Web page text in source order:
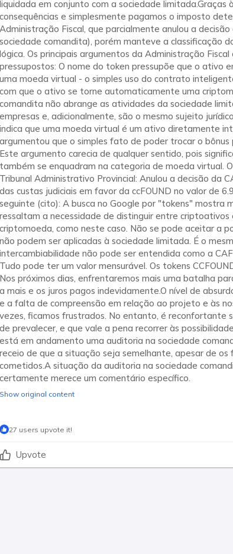
liquidada em conjunto com a sociedade limitada.Graças
consequências e simplesmente pagamos o imposto
Administração Fiscal, que parcialmente anulou a
sociedade comandita), porém manteve a classificação
lógica. Os principais argumentos da Administração
pressupostos: O nome do token pressupõe que o ativo
uma moeda virtual - o simples uso do contrato
com que o ativo se torne automaticamente uma
comandita não abrange as atividades da sociedade
empresas e, adicionalmente, são o mesmo sujeito
indica que uma moeda virtual é um ativo diretamente
argumentou que o simples fato de poder trocar o
Este argumento carecia de qualquer sentido, pois
também se enquadram na categoria de moeda virtual.
Tribunal Administrativo Provincial: Anulou a decisão da
das custas judiciais em favor da ccFOUND no valor de
seguinte (cito): A busca no Google por "tokens" mostra
ressaltam a necessidade de distinguir entre
criptomoeda, como neste caso. Não se pode aceitar a
não podem ser aplicadas à sociedade limitada. É o
intercambiabilidade não pode ser entendida como a
Tudo pode ter um valor mensurável. Os tokens
Nos próximos dias, enfrentaremos mais uma batalha
a mais e os juros pagos indevidamente.O nível de
e a falta de compreensão em relação ao projeto e às
vezes, ficamos frustrados. No entanto, é reconfortante
de prevalecer, e que vale a pena recorrer às
está em andamento uma auditoria na sociedade
receio de que a situação seja semelhante, apesar de
cometidos.A situação da auditoria na sociedade
certamente merece um comentário específico.
Show original content
27 users upvote it!
Upvote